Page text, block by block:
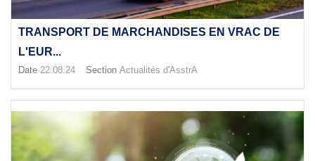
TRANSPORT DE MARCHANDISES EN VRAC DE
L'EUR...
Date 22.08.24 Section Actualités d'AsstrA